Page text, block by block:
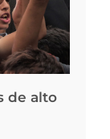
de alto